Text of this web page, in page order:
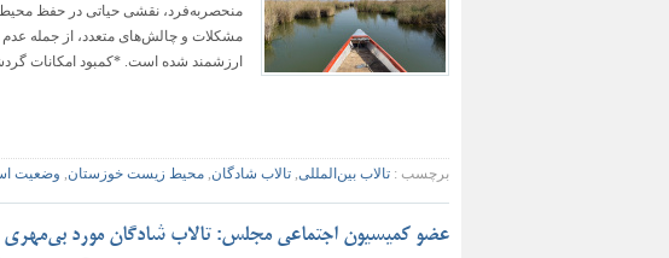
منحصربه‌فرد، نقشی حیاتی در حفظ محیط
مشکلات و چالش‌های متعدد، از جمله عدم
ارزشمند شده است. *کمبود امکانات
برچسب : تالاب بین‌المللی, تالاب شادگان, محیط زیست خوزستان, وضعیت
عضو کمیسیون اجتماعی مجلس: تالاب شادگان مورد